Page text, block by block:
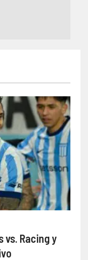
vs. Racing y